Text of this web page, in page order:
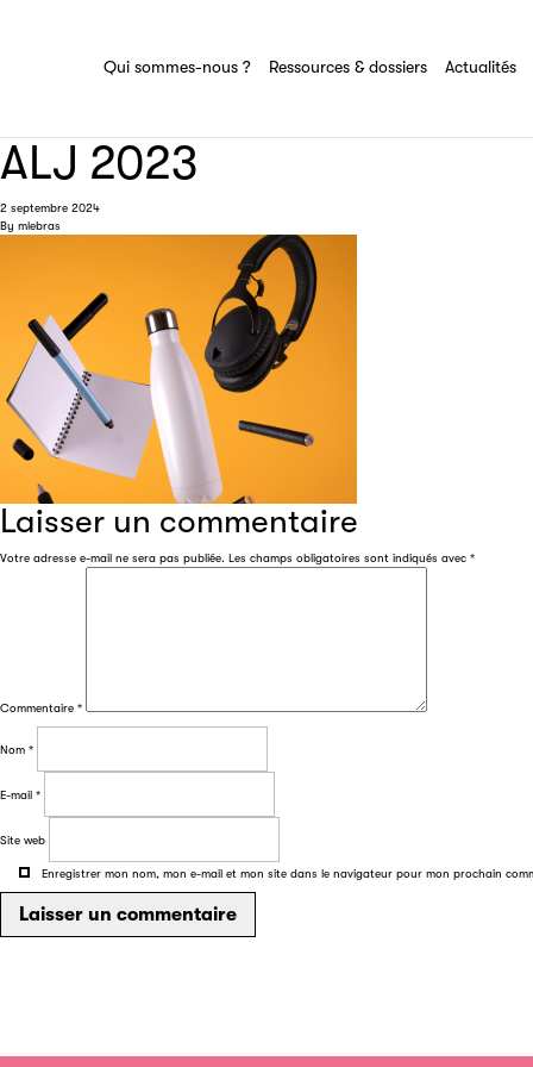
Qui sommes-nous ? Ressources & dossiers Actualités
Tout savoir sur la commission Livre audio
du SNE.
Ensemble des actions et domaines
d'expertise de la commission Livre audio.
ALJ 2023
2 septembre 2024
By mlebras
Laisser un commentaire
Votre adresse e-mail ne sera pas publiée. Les champs obligatoires sont indiqués avec *
Commentaire *
Nom *
E-mail *
Site web
Enregistrer mon nom, mon e-mail et mon site dans le navigateur pour mon prochain